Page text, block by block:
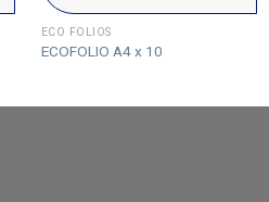
ECO FOLIOS
ECOFOLIO A4 x 10